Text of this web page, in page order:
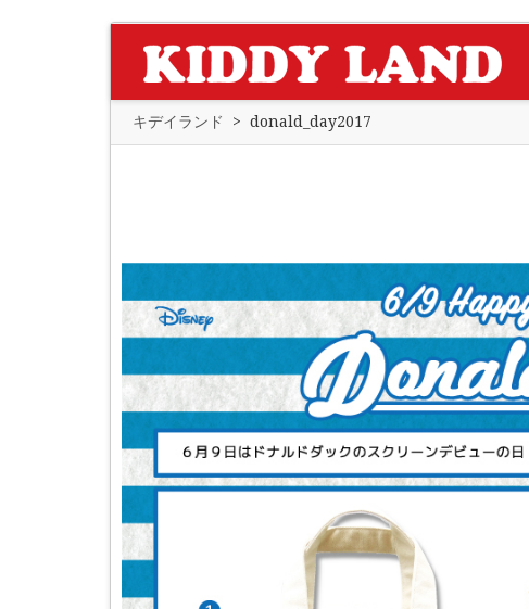
キデイランド > donald_day2017